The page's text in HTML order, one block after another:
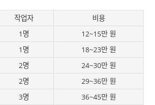
작업자
비용
1명
12~15만 원
1명
18~23만 원
2명
24~30만 원
2명
29~36만 원
3명
36~45만 원